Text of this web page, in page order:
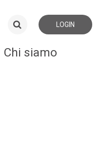
LOGIN
Chi siamo